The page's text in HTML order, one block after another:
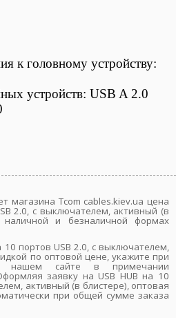
к головному устройству:
устройств: USB A 2.0
магазина Tcom cables.kiev.ua цена
2.0, с выключателем, активный (в
наличной и безналичной формах
10 портов USB 2.0, с выключателем,
по оптовой цене, укажите при
нашем сайте в примечании
заявку на USB HUB на 10
активный (в блистере), оптовая
при общей сумме заказа